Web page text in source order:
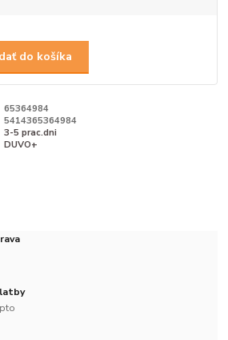
do košíka
65364984
5414365364984
3-5 prac.dni
DUVO+